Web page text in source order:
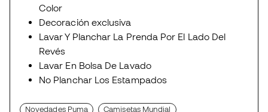
Color
Decoración exclusiva
Lavar Y Planchar La Prenda Por El Lado Del
Revés
Lavar En Bolsa De Lavado
No Planchar Los Estampados
Novedades Puma Camisetas Mundial